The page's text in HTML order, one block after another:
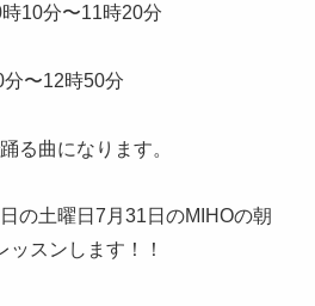
10分〜11時20分
〜12時50分
る曲になります。
の土曜日7月31日のMIHOの朝
ッスンします！！